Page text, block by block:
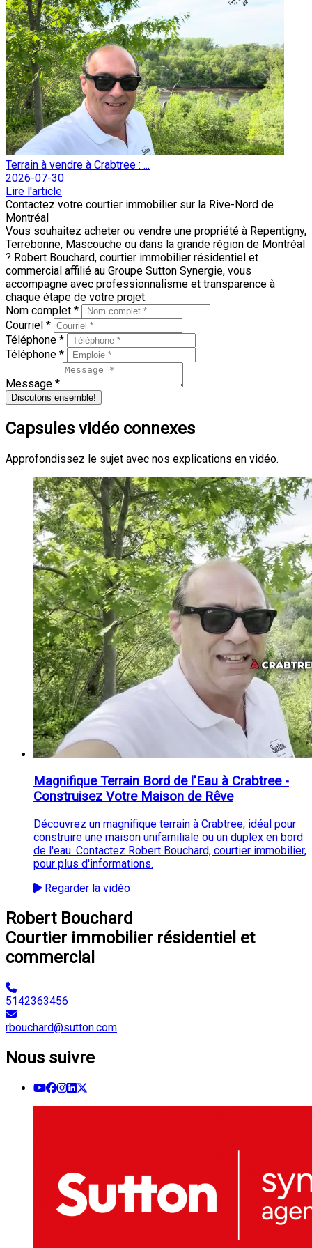
Terrain à vendre à Crabtree : ...
2026-07-30
Lire l'article
Contactez votre courtier immobilier sur la Rive-Nord de
Montréal
Vous souhaitez acheter ou vendre une propriété à Repentigny,
Terrebonne, Mascouche ou dans la grande région de Montréal
? Robert Bouchard, courtier immobilier résidentiel et
commercial affilié au Groupe Sutton Synergie, vous
accompagne avec professionnalisme et transparence à
chaque étape de votre projet.
Nom complet *
Courriel *
Téléphone *
Téléphone *
Message *
Discutons ensemble!
Capsules vidéo connexes
Approfondissez le sujet avec nos explications en vidéo.
Magnifique Terrain Bord de l'Eau à Crabtree -
Construisez Votre Maison de Rêve
Découvrez un magnifique terrain à Crabtree, idéal pour
construire une maison unifamiliale ou un duplex en bord
de l'eau. Contactez Robert Bouchard, courtier immobilier,
pour plus d'informations.
Regarder la vidéo
Robert Bouchard
Courtier immobilier résidentiel et
commercial
5142363456
rbouchard@sutton.com
Nous suivre